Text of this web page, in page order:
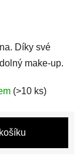
Díky své
make-up.
(>10 ks)